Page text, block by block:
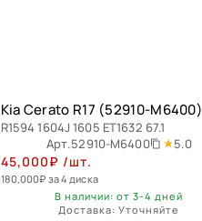
Kia Cerato R17 (52910-M6400)
R1594 1604J 1605 ET1632 67.1
Арт.52910-M6400 5.0
45,000₽ /шт.
180,000₽ за 4 диска
В наличии: от 3-4 дней
Доставка: Уточняйте